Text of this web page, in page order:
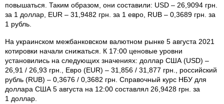
повышаться. Таким образом, они составили: USD – 26,9094 грн.
за 1 доллар, EUR – 31,9482 грн. за 1 евро, RUB – 0,3689 грн. за
1 рубль.
На украинском межбанковском валютном рынке 5 августа 2021
котировки начали снижаться. К 17:00 ценовые уровни
установились на следующих значениях: доллар США (USD) –
26,91 / 26,93 грн., Евро (EUR) – 31,856 / 31,877 грн., российский
рубль (RUB) – 0,3676 / 0,3682 грн. Справочный курс НБУ для
доллара США 5 августа на 12:00 составлял 26,9428 грн. за
1 доллар.